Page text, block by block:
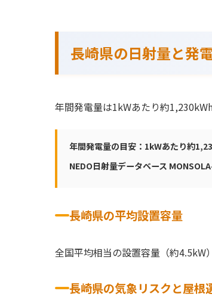
長崎県の日射量と発
年間発電量は1kWあたり約
年間発電量の目安：1kWあたり約
NEDO日射量データベース
長崎県の平均設置容量
全国平均相当の設置容量（約4.5kW
長崎県の気象リスクと屋根